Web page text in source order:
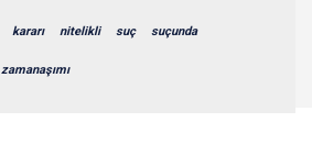
kararı nitelikli suç suçunda
zamanaşımı